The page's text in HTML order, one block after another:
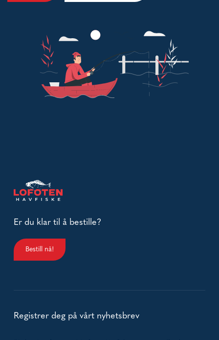
Er du klar til å bestille?
Bestill nå!
Registrer deg på vårt nyhetsbrev